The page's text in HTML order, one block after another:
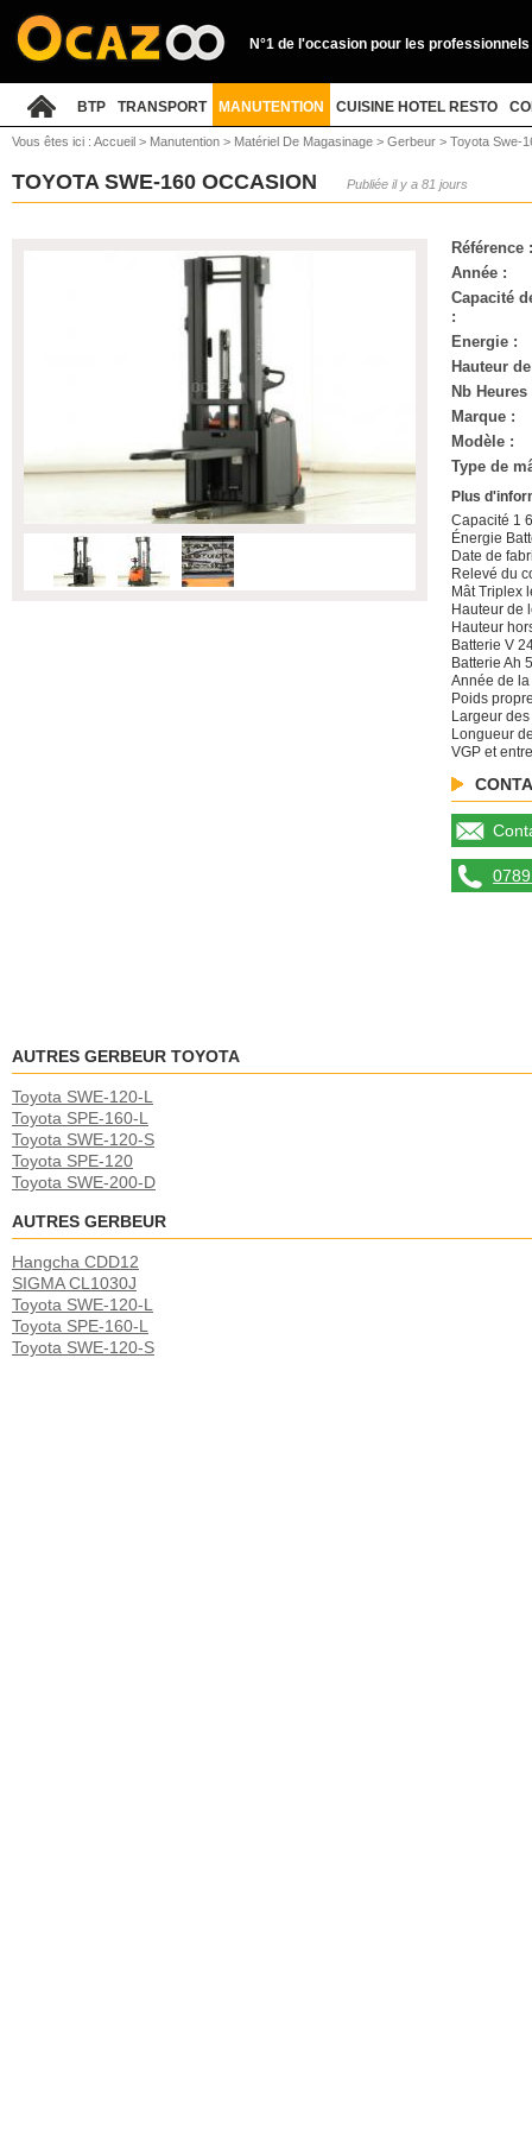
N°1 de l'occasion pour les professionnels
BTP TRANSPORT MANUTENTION CUISINE HOTEL RESTO
Vous êtes ici : Accueil > Manutention > Matériel De Magasinage > Gerbeur > Toyota Swe-
TOYOTA SWE-160 OCCASION Publiée il y a 81 jours
Référence :
Année :
Capacité
:
Energie :
Hauteur
Nb Heures
Marque :
Modèle :
Type de
Plus
Capacité 1
Énergie
Date de
Relevé du
Mât Triplex
Hauteur de
Hauteur
Batterie V
Batterie Ah
Année de
Poids
Largeur
Longueur
VGP et
AUTRES GERBEUR TOYOTA
Toyota SWE-120-L
Toyota SPE-160-L
Toyota SWE-120-S
Toyota SPE-120
Toyota SWE-200-D
AUTRES GERBEUR
Hangcha CDD12
SIGMA CL1030J
Toyota SWE-120-L
Toyota SPE-160-L
Toyota SWE-120-S